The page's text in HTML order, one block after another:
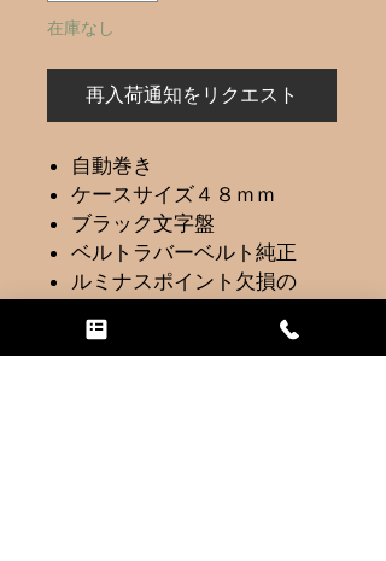
在庫なし
再入荷通知をリクエスト
自動巻き
ケースサイズ４８ｍｍ
ブラック文字盤
ベルトラバーベルト純正
ルミナスポイント欠損の